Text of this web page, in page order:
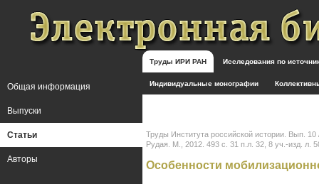
Труды ИРИ РАН Исследования по
Индивидуальные монографии
Труды Института российской истории. Вып.
Рудая. М., 2012. 493 с. 31 п.л. 32, 8 уч.-изд. л.
Особенности
Общая информация
Выпуски
Статьи
Авторы